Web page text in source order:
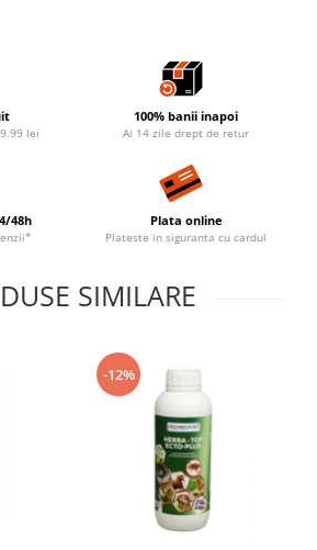
lei
100% banii inapoi
Ai 14 zile drept de retur
48h Plata online
Plateste in siguranta cu cardul
SIMILARE
-12%